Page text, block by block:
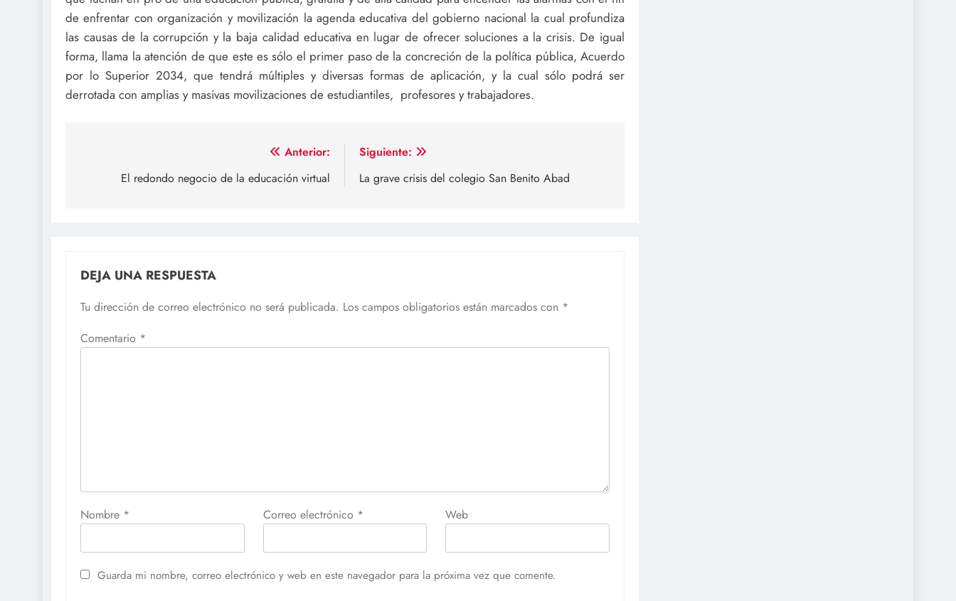
de enfrentar con organización y movilización la agenda educativa del gobierno nacional la cual profundiza
las causas de la corrupción y la baja calidad educativa en lugar de ofrecer soluciones a la crisis. De igual
forma, llama la atención de que este es sólo el primer paso de la concreción de la política pública, Acuerdo
por lo Superior 2034, que tendrá múltiples y diversas formas de aplicación, y la cual sólo podrá ser
derrotada con amplias y masivas movilizaciones de estudiantiles, profesores y trabajadores.
Anterior:
El redondo negocio de la educación virtual
Siguiente:
La grave crisis del colegio San Benito Abad
DEJA UNA RESPUESTA
Tu dirección de correo electrónico no será publicada. Los campos obligatorios están marcados con *
Comentario *
Nombre * Correo electrónico * Web
Guarda mi nombre, correo electrónico y web en este navegador para la próxima vez que comente.